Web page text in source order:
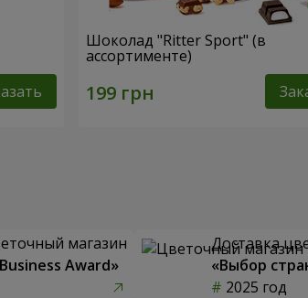
Шоколад "Ritter Sport" (в
ассортименте)
магазин
Award»
Доставка
«Выбор
2025 год